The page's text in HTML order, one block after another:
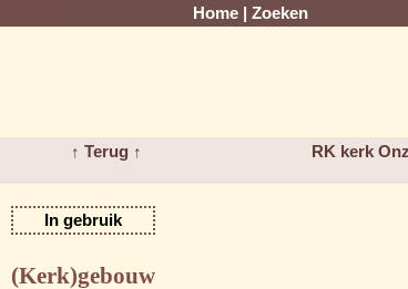
Home Zoeken
↑ Terug ↑
RK kerk
In gebruik
(Kerk)gebouw